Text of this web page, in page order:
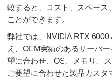
較すると、コスト、スペース
ことができます。
弊社では、NVIDIA RTX 6000
え、OEM実績のあるサーバ
望に合わせ、OS、メモリ、
ご要望に合わせた製品カス